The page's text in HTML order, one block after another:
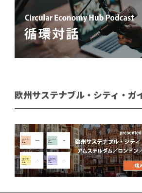
欧州サステナブル・シティ・ガ